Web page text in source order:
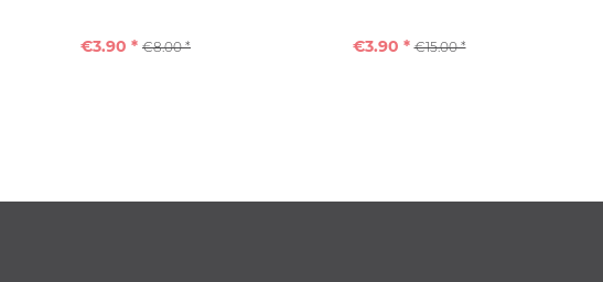
€3.90 * €8.00 * €3.90 * €15.00 *